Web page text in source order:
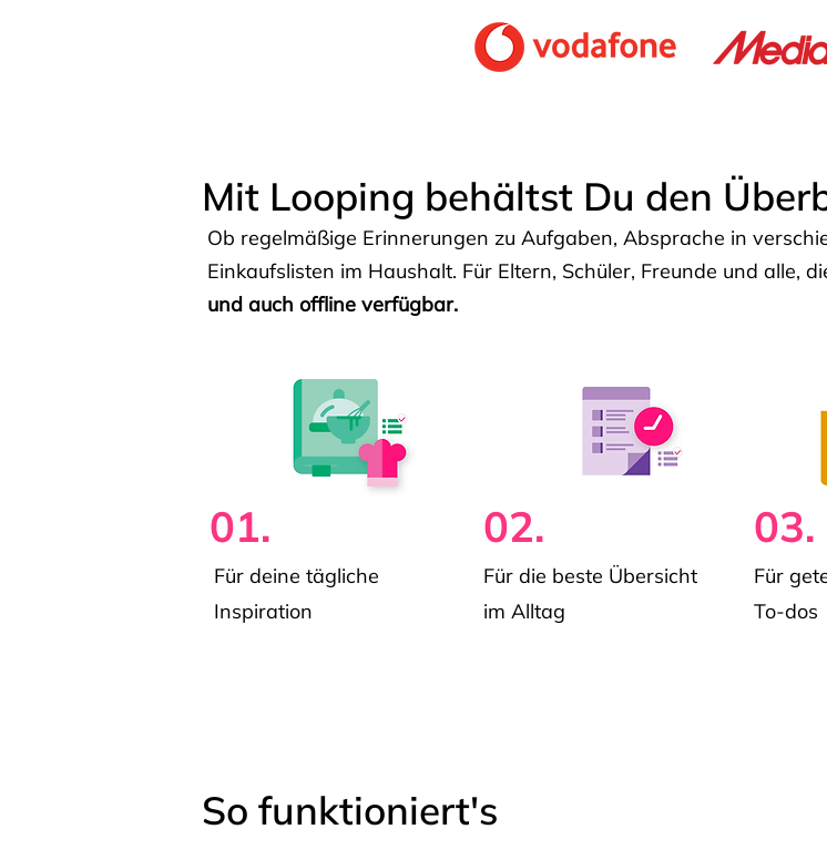
Mit Looping behältst Du den
Ob regelmäßige Erinnerungen zu Aufgaben, Absprache in
Einkaufslisten im Haushalt. Für Eltern, Schüler, Freunde und alle,
und auch offline verfügbar.
01.
Für deine tägliche
Inspiration
02.
Für die beste Übersicht
im Alltag
03.
Für
To-dos
So funktioniert's